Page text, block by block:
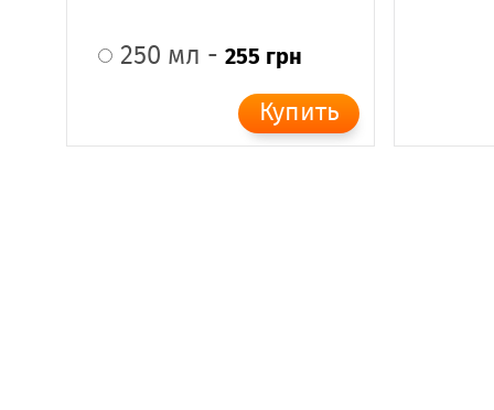
250 мл - 255 грн